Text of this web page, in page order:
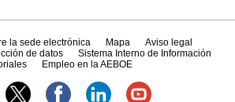
la sede electrónica Mapa
Aviso legal
de datos
Sistema Interno de Información
Empleo en la AEBOE